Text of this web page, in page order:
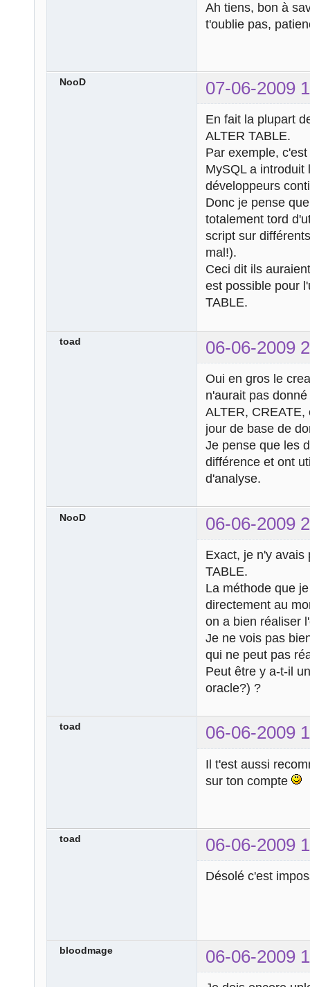
Ah tiens, bon à
t'oublie pas,
NooD 07-06-2009
En fait la plupart
ALTER TABLE.
Par exemple,
MySQL a introduit
développeurs
Donc je pense
totalement tord
script sur
mal!).
Ceci dit ils
est possible pour
TABLE.
toad 06-06-2009
Oui en gros le
n'aurait pas
ALTER,
jour de base de
Je pense que les
différence et ont
d'analyse.
NooD 06-06-2009
Exact, je n'y avais
TABLE.
La méthode que
directement au
on a bien réaliser
Je ne vois pas
qui ne peut pas
Peut être y a-t-il
oracle?) ?
toad 06-06-2009
Il t'est aussi
sur ton compte
toad 06-06-2009
Désolé c'est
bloodmage 06-06-2009